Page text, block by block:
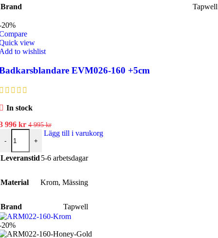
Brand Tapwell
20%
view
to wishlist
EVM026-160 +5cm
In stock
996 krDet
nuvarande
priset
är:
3
4 995kr
-
EVM026-160 +5cm mängd
+
Lägg till i varukorg
Leveranstid 5-6 arbetsdagar
Material Krom, Mässing
Brand Tapwell
20%